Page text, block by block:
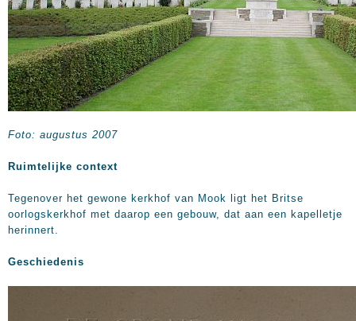
Foto: augustus 2007
Ruimtelijke context
Tegenover het gewone kerkhof van Mook ligt het Britse
oorlogskerkhof met daarop een gebouw, dat aan een kapelletje
herinnert.
Geschiedenis